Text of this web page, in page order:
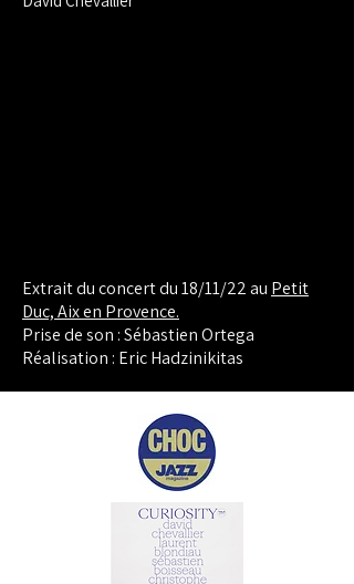
Extrait du concert du 18/11/22 au Petit
Duc, Aix en Provence.
Prise de son : Sébastien Ortega
Réalisation : Eric Hadzinikitas